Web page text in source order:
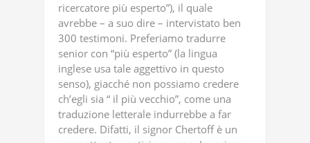
ricercatore più esperto”), il quale
avrebbe – a suo dire – intervistato ben
300 testimoni. Preferiamo tradurre
senior con “più esperto” (la lingua
inglese usa tale aggettivo in questo
senso), giacché non possiamo credere
ch’egli sia “ il più vecchio”, come una
traduzione letterale indurrebbe a far
credere. Difatti, il signor Chertoff è un